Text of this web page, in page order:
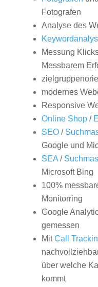
Fotografen
Analyse des
Messung
Messbarem
modernes
Responsive
Online Shop/
SEO/
Google und
SEA/
Microsoft Bing
100%
Monitorring
Google
gemessen
MitCall
über welche
kommt